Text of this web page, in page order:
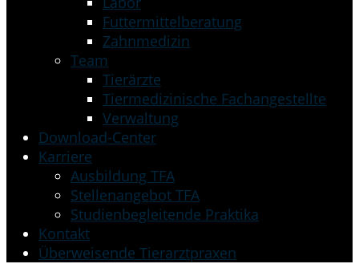
Futtermittelberatung
Zahnmedizin
Team
Tierärzte
Tiermedizinische Fachangestellte
Verwaltung
Download-Center
Karriere
Ausbildung TFA
Stellenangebot TFA
Studienbegleitende Praktika
Kontakt
Überweisende Tierarztpraxen